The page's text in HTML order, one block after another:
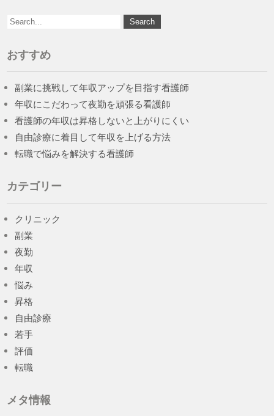
おすすめ
副業に挑戦して年収アップを目指す看護師
年収にこだわって夜勤を頑張る看護師
看護師の年収は昇格しないと上がりにくい
自由診療に着目して年収を上げる方法
転職で悩みを解決する看護師
カテゴリー
クリニック
副業
夜勤
年収
悩み
昇格
自由診療
若手
評価
転職
メタ情報